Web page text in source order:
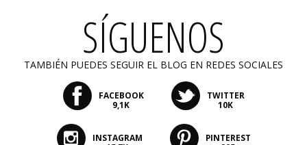
SÍGUENOS
TAMBIÉN PUEDES SEGUIR EL BLOG EN REDES SOCIALES
FACEBOOK
9,1K
TWITTER
10K
INSTAGRAM
PINTEREST